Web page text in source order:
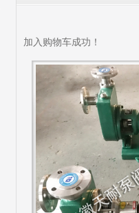
吸泵|淀粉旋流器|不
工泵|酒泵|酒精泵|淀
市千秋在线网络服务有限公
加入购物车成功！